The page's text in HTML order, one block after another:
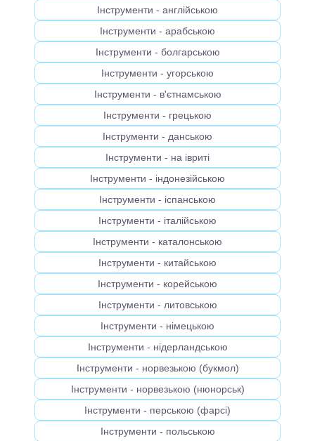
Інструменти - англійською
Інструменти - арабською
Інструменти - болгарською
Інструменти - угорською
Інструменти - в'єтнамською
Інструменти - грецькою
Інструменти - данською
Інструменти - на івриті
Інструменти - індонезійською
Інструменти - іспанською
Інструменти - італійською
Інструменти - каталонською
Інструменти - китайською
Інструменти - корейською
Інструменти - литовською
Інструменти - німецькою
Інструменти - нідерландською
Інструменти - норвезькою (букмол)
Інструменти - норвезькою (нюнорськ)
Інструменти - перською (фарсі)
Інструменти - польською